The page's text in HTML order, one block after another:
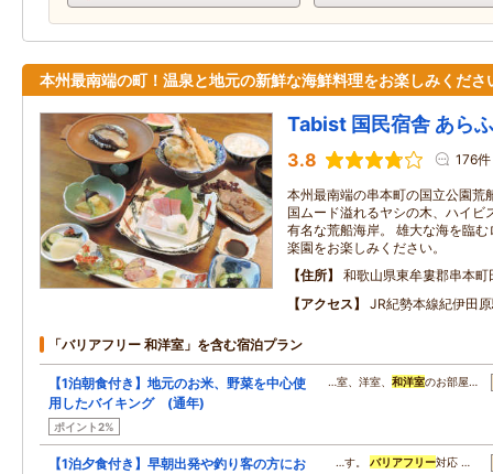
本州最南端の町！温泉と地元の新鮮な海鮮料理をお楽しみくださ
Tabist 国民宿舎 あら
3.8 176件
本州最南端の串本町の国立公園荒
国ムード溢れるヤシの木、ハイビ
有名な荒船海岸。 雄大な海を臨
楽園をお楽しみください。
住所
和歌山県東牟婁郡串本町
アクセス
JR紀勢本線紀伊田
「バリアフリー 和洋室」を含む宿泊プラン
【1泊朝食付き】地元のお米、野菜を中心使
用したバイキング (通年)
ポイント2%
…室、洋室、 和洋室のお部屋…
【1泊夕食付き】早朝出発や釣り客の方にお
…す。 バリアフリー対応 …